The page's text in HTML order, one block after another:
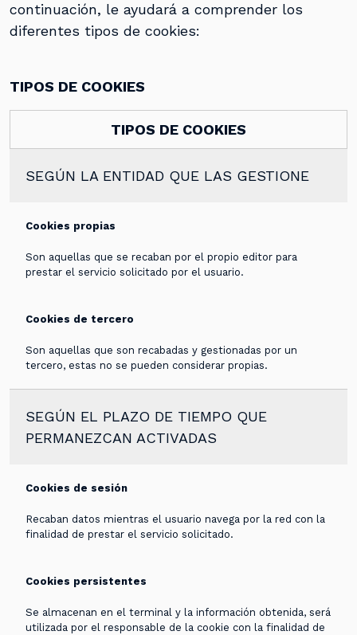
continuación, le ayudará a comprender los
diferentes tipos de cookies:
TIPOS DE COOKIES
TIPOS DE COOKIES
SEGÚN LA ENTIDAD QUE LAS GESTIONE
Cookies propias
Son aquellas que se recaban por el propio editor para
prestar el servicio solicitado por el usuario.
Cookies de tercero
Son aquellas que son recabadas y gestionadas por un
tercero, estas no se pueden considerar propias.
SEGÚN EL PLAZO DE TIEMPO QUE
PERMANEZCAN ACTIVADAS
Cookies de sesión
Recaban datos mientras el usuario navega por la red con la
finalidad de prestar el servicio solicitado.
Cookies persistentes
Se almacenan en el terminal y la información obtenida, será
utilizada por el responsable de la cookie con la finalidad de